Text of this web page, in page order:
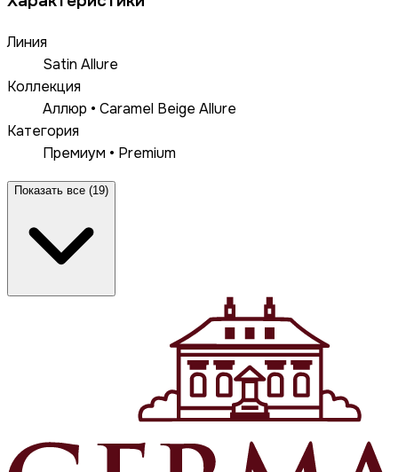
Линия
Satin Allure
Коллекция
Аллюр • Caramel Beige Allure
Категория
Премиум • Premium
Показать все (19)